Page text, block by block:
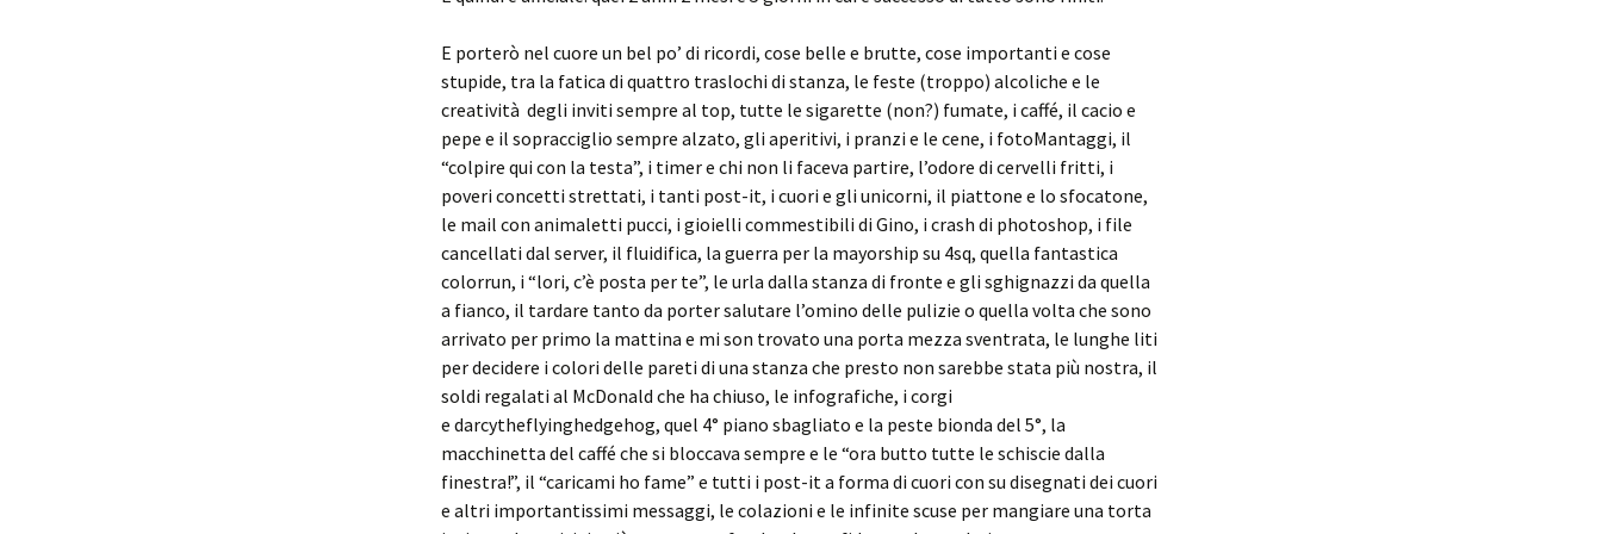
E porterò nel cuore un bel po’ di ricordi, cose belle e brutte, cose importanti e cose
stupide, tra la fatica di quattro traslochi di stanza, le feste (troppo) alcoliche e le
creatività degli inviti sempre al top, tutte le sigarette (non?) fumate, i caffé, il cacio e
pepe e il sopracciglio sempre alzato, gli aperitivi, i pranzi e le cene, i fotoMantaggi, il
“colpire qui con la testa”, i timer e chi non li faceva partire, l’odore di cervelli fritti, i
poveri concetti strettati, i tanti post-it, i cuori e gli unicorni, il piattone e lo sfocatone,
le mail con animaletti pucci, i gioielli commestibili di Gino, i crash di photoshop, i file
cancellati dal server, il fluidifica, la guerra per la mayorship su 4sq, quella fantastica
colorrun, i “lori, c’è posta per te”, le urla dalla stanza di fronte e gli sghignazzi da quella
a fianco, il tardare tanto da porter salutare l’omino delle pulizie o quella volta che sono
arrivato per primo la mattina e mi son trovato una porta mezza sventrata, le lunghe liti
per decidere i colori delle pareti di una stanza che presto non sarebbe stata più nostra, il
soldi regalati al McDonald che ha chiuso, le infografiche, i corgi
e darcytheflyinghedgehog, quel 4° piano sbagliato e la peste bionda del 5°, la
macchinetta del caffé che si bloccava sempre e le “ora butto tutte le schiscie dalla
finestra!”, il “caricami ho fame” e tutti i post-it a forma di cuori con su disegnati dei cuori
e altri importantissimi messaggi, le colazioni e le infinite scuse per mangiare una torta